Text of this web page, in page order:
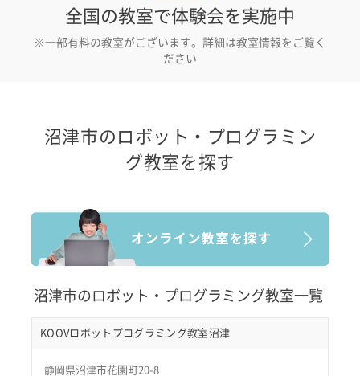
全国の教室で体験会を実施中
※一部有料の教室がございます。詳細は教室情報をご覧く
ださい
沼津市のロボット・プログラミン
グ教室を探す
沼津市のロボット・プログラミング教室一覧
KOOVロボットプログラミング教室沼津
静岡県沼津市花園町20-8